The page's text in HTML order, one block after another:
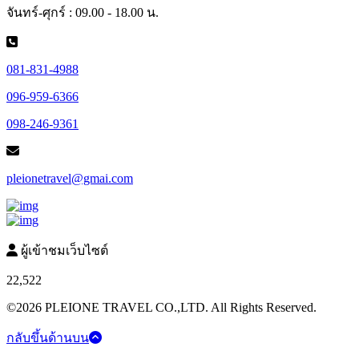
จันทร์-ศุกร์ : 09.00 - 18.00 น.
081-831-4988
096-959-6366
098-246-9361
pleionetravel@gmai.com
ผู้เข้าชมเว็บไซต์
22,522
©2026 PLEIONE TRAVEL CO.,LTD. All Rights Reserved.
กลับขึ้นด้านบน